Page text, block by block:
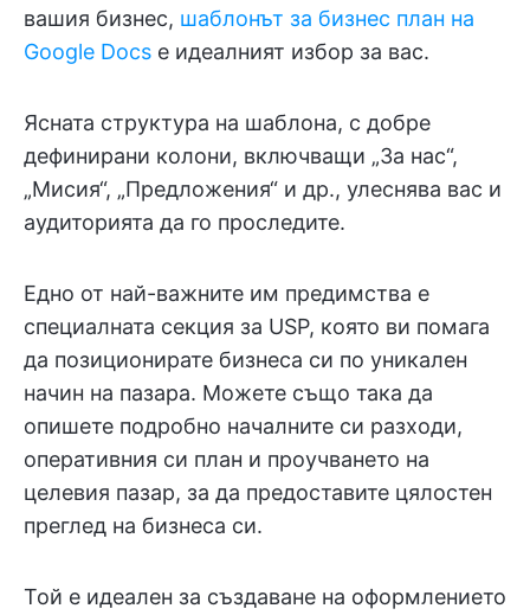
вашия бизнес, шаблонът за бизнес план на
Google Docs е идеалният избор за вас.
Ясната структура на шаблона, с добре
дефинирани колони, включващи „За нас“,
„Мисия“, „Предложения“ и др., улеснява вас и
аудиторията да го проследите.
Едно от най-важните им предимства е
специалната секция за USP, която ви помага
да позиционирате бизнеса си по уникален
начин на пазара. Можете също така да
опишете подробно началните си разходи,
оперативния си план и проучването на
целевия пазар, за да предоставите цялостен
преглед на бизнеса си.
Той е идеален за създаване на оформлението